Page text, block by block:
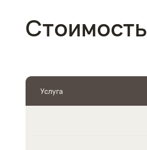
Стоимость
Услуга